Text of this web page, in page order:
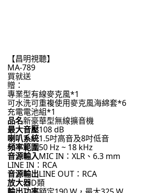
【昌明視聽】
MA-789
買就送
贈：
專業型有線麥克風*1
可水洗可重複使用麥克風海綿套*6
充電電池組*1
品名新豪華型無線擴音機
最大音壓108 dB
喇叭系統1.5吋高音及8吋低音
頻率範圍50 Hz ~ 18 kHz
音源輸入MIC IN：XLR、6.3 mm
LINE IN：RCA
音源輸出LINE OUT：RCA
放大器D類